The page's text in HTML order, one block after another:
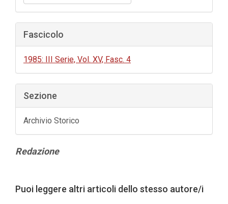
Fascicolo
1985: III Serie, Vol. XV, Fasc. 4
Sezione
Archivio Storico
Contenuto
Redazione
dell'articolo
Puoi leggere altri articoli dello stesso autore/i